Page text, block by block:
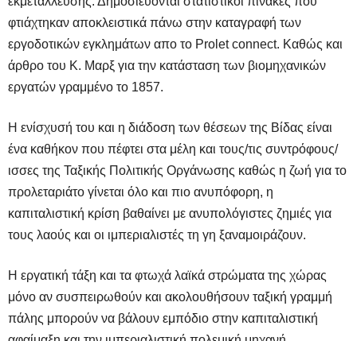
φτιάχτηκαν αποκλειστικά πάνω στην καταγραφή των
εργοδοτικών εγκλημάτων απο το Prolet connect. Καθώς και
άρθρο του Κ. Μαρξ για την κατάσταση των βιομηχανικών
εργατών γραμμένο το 1857.
Η ενίσχυσή του και η διάδοση των θέσεων της Βίδας είναι
ένα καθήκον που πέφτει στα μέλη και τους/τις συντρόφους/
ισσες της Ταξικής Πολιτικής Οργάνωσης καθώς η ζωή για το
προλεταριάτο γίνεται όλο και πιο ανυπόφορη, η
καπιταλιστική κρίση βαθαίνει με ανυπο­λόγιστες ζημιές για
τους λαούς και οι ιμπεριαλιστές τη γη ξαναμοιράζουν.
Η εργατική τάξη και τα φτωχά λαϊκά στρώματα της χώρας
μόνο αν συσπειρωθούν και ακολουθήσουν ταξική γραμμή
πάλης μπορούν να βάλουν εμπόδιο στην καπιταλιστική